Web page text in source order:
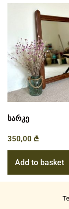
სარკე
350,00 ₾
Add to basket